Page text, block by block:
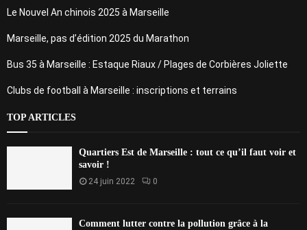
Le Nouvel An chinois 2025 à Marseille
Marseille, pas d’édition 2025 du Marathon
Bus 35 à Marseille : Estaque Riaux / Plages de Corbières Joliette
Clubs de football à Marseille : inscriptions et terrains
TOP ARTICLES
Quartiers Est de Marseille : tout ce qu’il faut voir et
savoir !
24 juin 2022 0
Comment lutter contre la pollution grâce à la